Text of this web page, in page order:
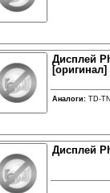
Дисплей
[оригинал]
Аналоги: TD-
Дисплей